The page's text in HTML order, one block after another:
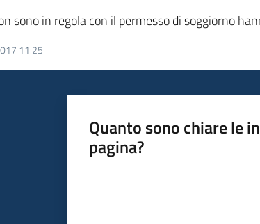
sono in regola con il permesso di soggiorno
11:25
Quanto sono chiare le
pagina?